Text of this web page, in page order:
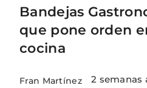
Bandejas
que pone orden
cocina
Fran Martínez 2 semanas